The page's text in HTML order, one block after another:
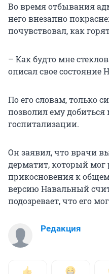
Во время отбывания
него внезапно
почувствовал, как
– Как будто мне
описал свое состояние
По его словам, только
позволил ему
госпитализации.
Он заявил, что врачи
дерматит, который мог
прикосновения к
версию Навальный
подозревает, что его
Редакция